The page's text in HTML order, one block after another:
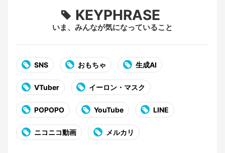
KEYPHRASE
いま、みんなが気になっていること
SNS おもちゃ 生成AI
VTuber イーロン・マスク
POPOPO YouTube LINE
ニコニコ動画 メルカリ